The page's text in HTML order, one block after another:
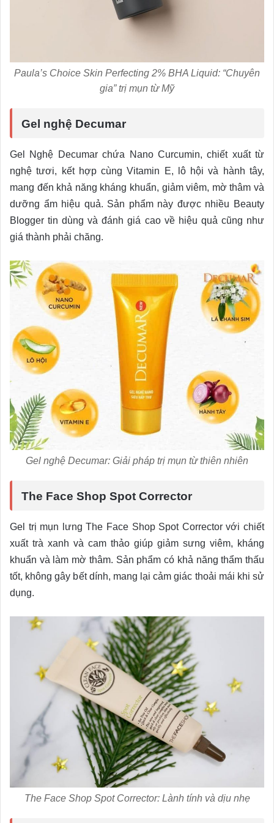
Paula’s Choice Skin Perfecting 2% BHA Liquid: “Chuyên
gia” trị mụn từ Mỹ
Gel nghệ Decumar
Gel Nghệ Decumar chứa Nano Curcumin, chiết xuất từ
nghệ tươi, kết hợp cùng Vitamin E, lô hội và hành tây,
mang đến khả năng kháng khuẩn, giảm viêm, mờ thâm và
dưỡng ẩm hiệu quả. Sản phẩm này được nhiều Beauty
Blogger tin dùng và đánh giá cao về hiệu quả cũng như
giá thành phải chăng.
Gel nghệ Decumar: Giải pháp trị mụn từ thiên nhiên
The Face Shop Spot Corrector
Gel trị mụn lưng The Face Shop Spot Corrector với chiết
xuất trà xanh và cam thảo giúp giảm sưng viêm, kháng
khuẩn và làm mờ thâm. Sản phẩm có khả năng thẩm thấu
tốt, không gây bết dính, mang lại cảm giác thoải mái khi sử
dụng.
The Face Shop Spot Corrector: Lành tính và dịu nhẹ